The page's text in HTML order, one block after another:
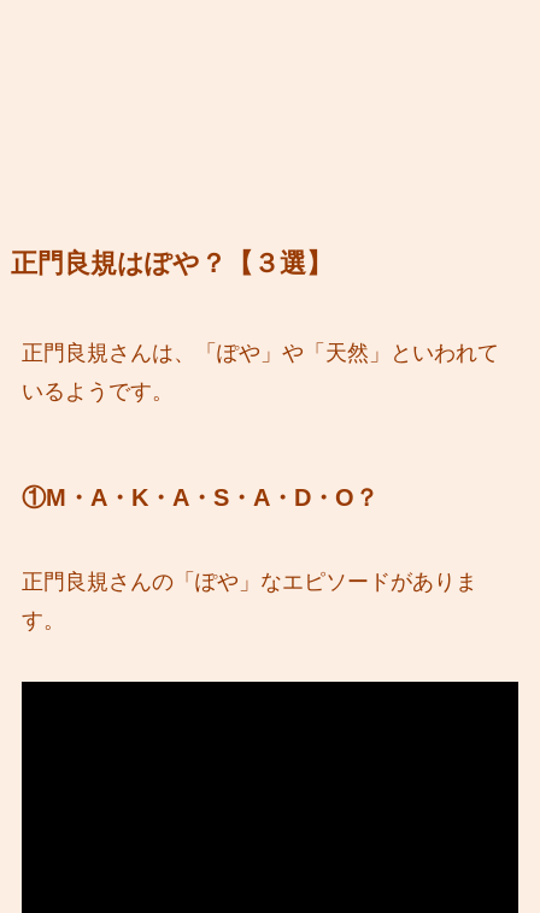
正門良規はぽや？【３選】
正門良規さんは、「ぽや」や「天然」といわれて
いるようです。
①M・A・K・A・S・A・D・O？
正門良規さんの「ぽや」なエピソードがありま
す。